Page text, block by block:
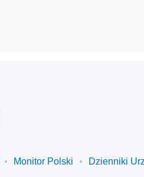
Monitor Polski Dzienniki